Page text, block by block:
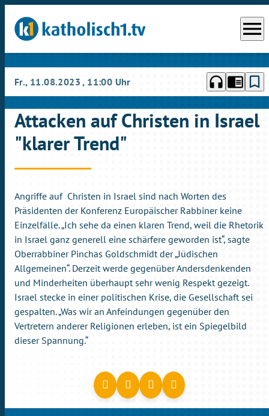
menu
Fr., 11.08.2023, 11:00 Uhr headphones chrome_reader_mode bookmark_border
Attacken auf Christen in Israel
"klarer Trend"
Angriffe auf Christen in Israel sind nach Worten des
Präsidenten der Konferenz Europäischer Rabbiner keine
Einzelfälle. „Ich sehe da einen klaren Trend, weil die Rhetorik
in Israel ganz generell eine schärfere geworden ist“, sagte
Oberrabbiner Pinchas Goldschmidt der „Jüdischen
Allgemeinen“. Derzeit werde gegenüber Andersdenkenden
und Minderheiten überhaupt sehr wenig Respekt gezeigt.
Israel stecke in einer politischen Krise, die Gesellschaft sei
gespalten. „Was wir an Anfeindungen gegenüber den
Vertretern anderer Religionen erleben, ist ein Spiegelbild
dieser Spannung.“